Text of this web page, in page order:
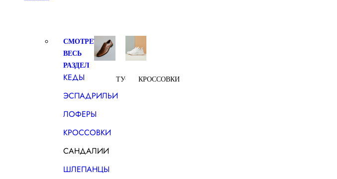
СМОТРЕТЬ
ВЕСЬ
РАЗДЕЛ
КЕДЫ
ЭСПАДРИЛЬИ
ЛОФЕРЫ
КРОССОВКИ
САНДАЛИИ
ШЛЕПАНЦЫ
ТУФЛИКРОССОВКИ